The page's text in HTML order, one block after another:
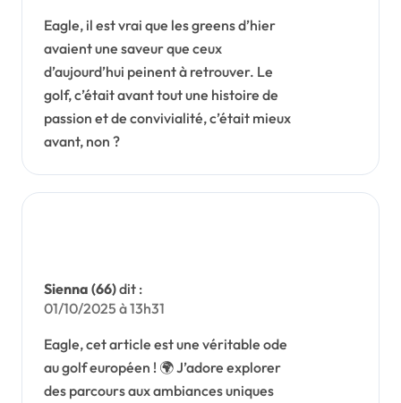
Eagle, il est vrai que les greens d’hier
avaient une saveur que ceux
d’aujourd’hui peinent à retrouver. Le
golf, c’était avant tout une histoire de
passion et de convivialité, c’était mieux
avant, non ?
Sienna (66)dit :
01/10/2025 à 13h31
Eagle, cet article est une véritable ode
au golf européen ! 🌍 J’adore explorer
des parcours aux ambiances uniques